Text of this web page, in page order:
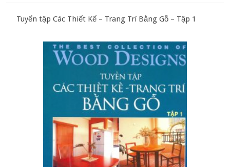
Tuyển tập Các Thiết Kế – Trang Trí Bằng Gỗ – Tập 1